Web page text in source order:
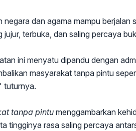
negara dan agama mampu
jujur, terbuka, dan saling percaya
ini menyatu dipandu dengan
masyarakat tanpa pintu
tuturnya.
tanpa pintu menggambarkan
tingginya rasa saling percaya